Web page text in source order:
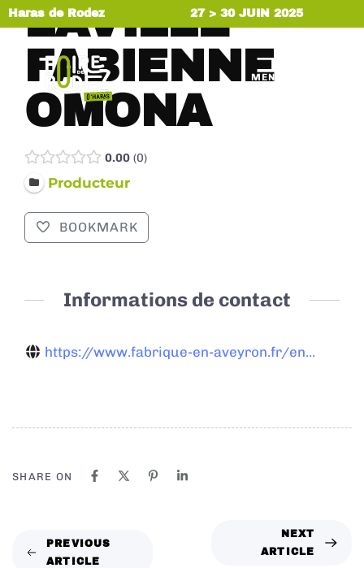
Haras de Rodez 27 > 30 JUIN 2025
MENU
LAVILLE
FABIENNE
OMONA
0.00 0
Producteur
BOOKMARK
Informations de contact
https://www.fabrique-en-aveyron.fr/en...
SHARE ON
PREVIOUS
ARTICLE
NEXT
ARTICLE